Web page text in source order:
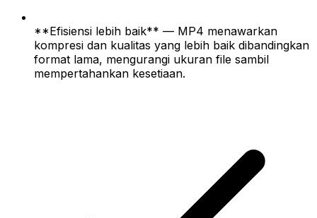
**Efisiensi lebih baik** — MP4 menawarkan
kompresi dan kualitas yang lebih baik dibandingkan
format lama, mengurangi ukuran file sambil
mempertahankan kesetiaan.